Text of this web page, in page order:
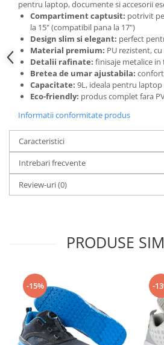
Camasi
Pantaloni
Pantaloni cu pieptar
Hanorace
Jachete
Impermeabile
Veste
Reflectorizante
Incaltaminte
Incaltaminte de lucru si protectie
Incaltaminte de oras si munte
Echipamente medicale
Manusi de protectie
Casti de protectie
Masti de protectie respiratorie
Sepci, caciuli si esarfe
Pachete promotionale
Accesorii pentru protectia muncii
pentru laptop, documente si accesorii
Compartiment captusit: potrivit
la 15" (compatibil pana la 17")
Design slim si elegant: perfect
Material premium: PU rezistent,
Detalii rafinate: finisaje metalice in
Bretea de umar ajustabila:
Capacitate: 9L, ideala pentru
Eco-friendly: produs complet fara
Informatii conformitate produs
Caracteristici
Intrebari frecvente
Review-uri(0)
PRODUSE
-15% -